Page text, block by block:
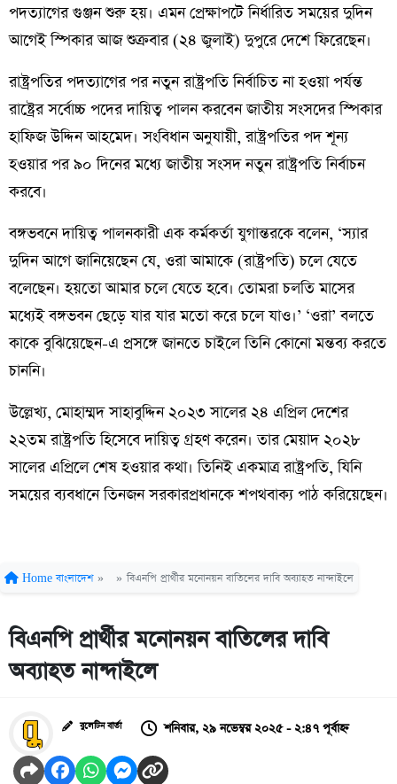
পদত্যাগের গুঞ্জন শুরু হয়। এমন প্রেক্ষাপটে নির্ধারিত সময়ের দুদিন
আগেই স্পিকার আজ শুক্রবার (২৪ জুলাই) দুপুরে দেশে ফিরেছেন।
রাষ্ট্রপতির পদত্যাগের পর নতুন রাষ্ট্রপতি নির্বাচিত না হওয়া পর্যন্ত
রাষ্ট্রের সর্বোচ্চ পদের দায়িত্ব পালন করবেন জাতীয় সংসদের স্পিকার
হাফিজ উদ্দিন আহমেদ। সংবিধান অনুযায়ী, রাষ্ট্রপতির পদ শূন্য
হওয়ার পর ৯০ দিনের মধ্যে জাতীয় সংসদ নতুন রাষ্ট্রপতি নির্বাচন
করবে।
বঙ্গভবনে দায়িত্ব পালনকারী এক কর্মকর্তা যুগান্তরকে বলেন, ‘স্যার
দুদিন আগে জানিয়েছেন যে, ওরা আমাকে (রাষ্ট্রপতি) চলে যেতে
বলেছেন। হয়তো আমার চলে যেতে হবে। তোমরা চলতি মাসের
মধ্যেই বঙ্গভবন ছেড়ে যার যার মতো করে চলে যাও।’ ‘ওরা’ বলতে
কাকে বুঝিয়েছেন-এ প্রসঙ্গে জানতে চাইলে তিনি কোনো মন্তব্য করতে
চাননি।
উল্লেখ্য, মোহাম্মদ সাহাবুদ্দিন ২০২৩ সালের ২৪ এপ্রিল দেশের
২২তম রাষ্ট্রপতি হিসেবে দায়িত্ব গ্রহণ করেন। তার মেয়াদ ২০২৮
সালের এপ্রিলে শেষ হওয়ার কথা। তিনিই একমাত্র রাষ্ট্রপতি, যিনি
সময়ের ব্যবধানে তিনজন সরকারপ্রধানকে শপথবাক্য পাঠ করিয়েছেন।
Home বাংলাদেশ » » বিএনপি প্রার্থীর মনোনয়ন বাতিলের দাবি অব্যাহত নান্দাইলে
বিএনপি প্রার্থীর মনোনয়ন বাতিলের দাবি
অব্যাহত নান্দাইলে
বুলেটিন বার্তা শনিবার, ২৯ নভেম্বর ২০২৫ - ২:৪৭ পূর্বাহ্ন